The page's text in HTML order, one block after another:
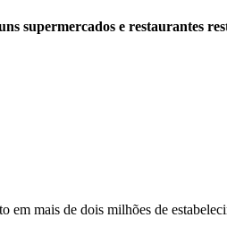
supermercados e restaurantes
em mais de dois milhões de